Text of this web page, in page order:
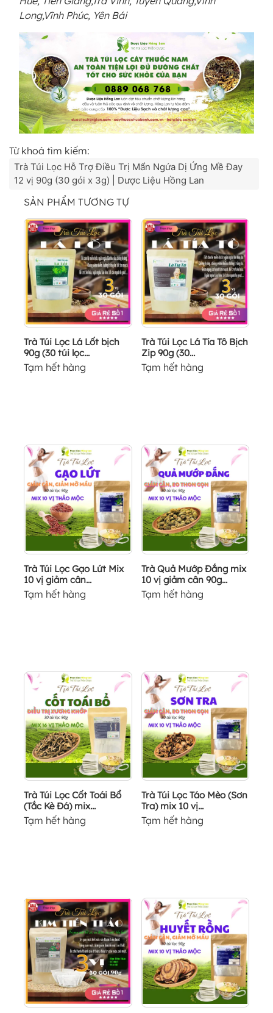
Long,Vĩnh Phúc, Yên Bái
Từ khoá tìm kiếm:
Trà Túi Lọc Hỗ Trợ Điều Trị Mẩn Ngứa Dị Ứng Mề Đay
12 vị 90g (30 gói x 3g) | Dược Liệu Hồng Lan
SẢN PHẨM TƯƠNG TỰ
Trà Túi Lọc Lá Lốt bịch
90g (30 túi lọc...
Tạm hết hàng
Trà Túi Lọc Lá Tía Tô Bịch
Zip 90g (30...
Tạm hết hàng
Trà Túi Lọc Gạo Lứt Mix
10 vị giảm cân...
Tạm hết hàng
Trà Quả Mướp Đắng mix
10 vị giảm cân 90g...
Tạm hết hàng
Trà Túi Lọc Cốt Toái Bổ
(Tắc Kè Đá) mix...
Tạm hết hàng
Trà Túi Lọc Táo Mèo (Sơn
Tra) mix 10 vị...
Tạm hết hàng